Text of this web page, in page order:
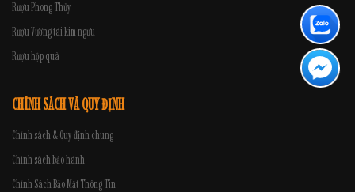
Rượu Phong Thủy
Rượu Vương tài kim ngưu
Rượu hộp quà
CHÍNH SÁCH VÀ QUY ĐỊNH
Chính sách & Quy định chung
Chính sách bảo hành
Chính Sách Bảo Mật Thông Tin